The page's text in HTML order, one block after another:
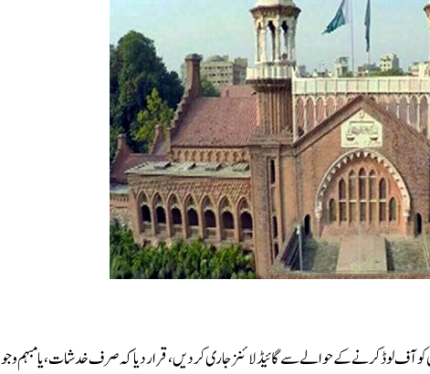
آف لوڈ کرنے کے حوالے سے گائیڈ لائنز جاری کردیں، قرار دیا کہ صرف خدشات، یا مبہم